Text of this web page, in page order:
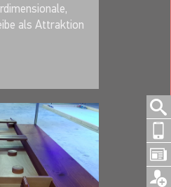
als Attraktion